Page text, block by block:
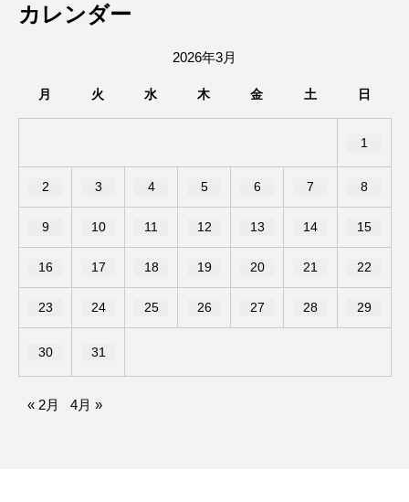
日(木)〜8日(土)、石橋商店街で「ガチャ
ガチャで！夏の大抽選会」が開催される
みたい。
カレンダー
2026年3月
月 火 水 木 金 土 日
1
2 3 4 5 6 7 8
9 10 11 12 13 14 15
16 17 18 19 20 21 22
23 24 25 26 27 28 29
30 31
« 2月 4月 »